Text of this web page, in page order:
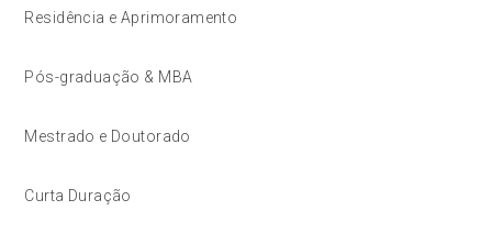
Residência e Aprimoramento
Pós-graduação & MBA
Mestrado e Doutorado
Curta Duração